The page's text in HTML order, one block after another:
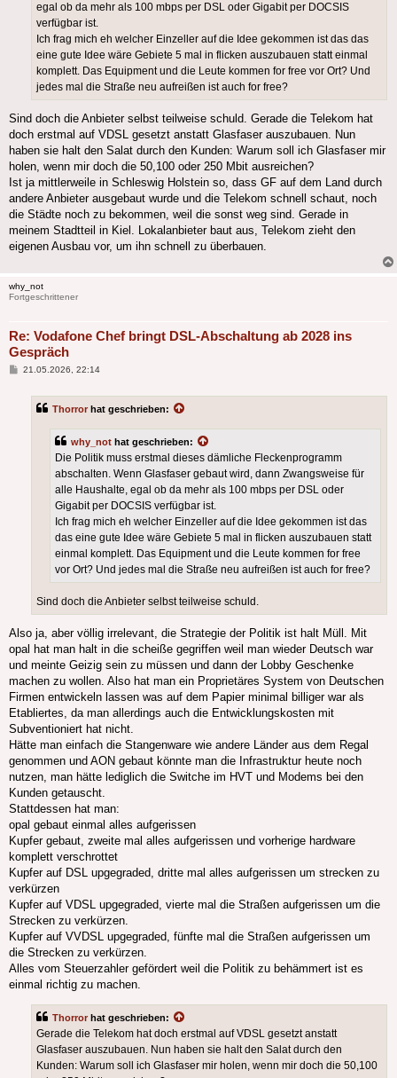
egal ob da mehr als 100 mbps per DSL oder Gigabit per DOCSIS
verfügbar ist.
Ich frag mich eh welcher Einzeller auf die Idee gekommen ist das das
eine gute Idee wäre Gebiete 5 mal in flicken auszubauen statt einmal
komplett. Das Equipment und die Leute kommen for free vor Ort? Und
jedes mal die Straße neu aufreißen ist auch for free?
Sind doch die Anbieter selbst teilweise schuld. Gerade die Telekom hat
doch erstmal auf VDSL gesetzt anstatt Glasfaser auszubauen. Nun
haben sie halt den Salat durch den Kunden: Warum soll ich Glasfaser mir
holen, wenn mir doch die 50,100 oder 250 Mbit ausreichen?
Ist ja mittlerweile in Schleswig Holstein so, dass GF auf dem Land durch
andere Anbieter ausgebaut wurde und die Telekom schnell schaut, noch
die Städte noch zu bekommen, weil die sonst weg sind. Gerade in
meinem Stadtteil in Kiel. Lokalanbieter baut aus, Telekom zieht den
eigenen Ausbau vor, um ihn schnell zu überbauen.
why_not
Fortgeschrittener
Re: Vodafone Chef bringt DSL-Abschaltung ab 2028 ins
Gespräch
Beitrag
21.05.2026, 22:14
Thorror hat geschrieben:
why_not hat geschrieben:
Die Politik muss erstmal dieses dämliche Fleckenprogramm
abschalten. Wenn Glasfaser gebaut wird, dann Zwangsweise für
alle Haushalte, egal ob da mehr als 100 mbps per DSL oder
Gigabit per DOCSIS verfügbar ist.
Ich frag mich eh welcher Einzeller auf die Idee gekommen ist das
das eine gute Idee wäre Gebiete 5 mal in flicken auszubauen statt
einmal komplett. Das Equipment und die Leute kommen for free
vor Ort? Und jedes mal die Straße neu aufreißen ist auch for free?
Sind doch die Anbieter selbst teilweise schuld.
Also ja, aber völlig irrelevant, die Strategie der Politik ist halt Müll. Mit
opal hat man halt in die scheiße gegriffen weil man wieder Deutsch war
und meinte Geizig sein zu müssen und dann der Lobby Geschenke
machen zu wollen. Also hat man ein Proprietäres System von Deutschen
Firmen entwickeln lassen was auf dem Papier minimal billiger war als
Etabliertes, da man allerdings auch die Entwicklungskosten mit
Subventioniert hat nicht.
Hätte man einfach die Stangenware wie andere Länder aus dem Regal
genommen und AON gebaut könnte man die Infrastruktur heute noch
nutzen, man hätte lediglich die Switche im HVT und Modems bei den
Kunden getauscht.
Stattdessen hat man:
opal gebaut einmal alles aufgerissen
Kupfer gebaut, zweite mal alles aufgerissen und vorherige hardware
komplett verschrottet
Kupfer auf DSL upgegraded, dritte mal alles aufgerissen um strecken zu
verkürzen
Kupfer auf VDSL upgegraded, vierte mal die Straßen aufgerissen um die
Strecken zu verkürzen.
Kupfer auf VVDSL upgegraded, fünfte mal die Straßen aufgerissen um
die Strecken zu verkürzen.
Alles vom Steuerzahler gefördert weil die Politik zu behämmert ist es
einmal richtig zu machen.
Thorror hat geschrieben:
Gerade die Telekom hat doch erstmal auf VDSL gesetzt anstatt
Glasfaser auszubauen. Nun haben sie halt den Salat durch den
Kunden: Warum soll ich Glasfaser mir holen, wenn mir doch die 50,100